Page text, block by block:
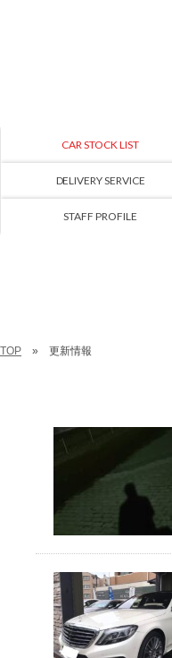
CAR STOCK LIST
DELIVERY SERVICE
STAFF PROFILE
TOP 更新情報